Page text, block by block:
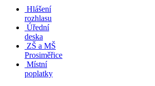
Hlášení
rozhlasu
Úřední
deska
ZŠ a MŠ
Prosiměřice
Místní
poplatky